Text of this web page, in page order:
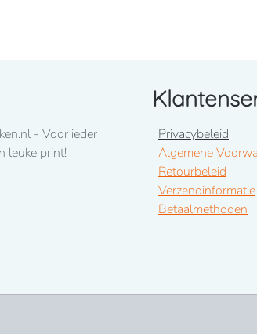
hals met biesje. De body sluit onderaan met
- Voor ieder
leuke print!
Privacybeleid
Algemene
Retourbeleid
Verzendinformatie
Betaalmethoden